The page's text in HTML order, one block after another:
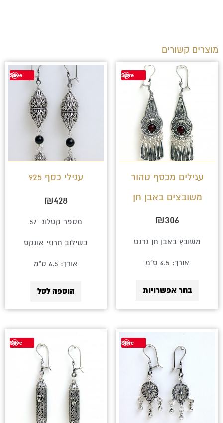
מוצרים קשורים
Save
עגילים מכסף טהור
משובצים באבן חן
₪306
משובץ באבן חן גרנט
אורך: 6.5 ס"מ
בחר אפשרויות
למוצר
זה
מספר
סוגים.
ניתן
האפשרויות
Save
עגילי כסף 925
₪428
מספר קטלוג 57
בשילוב חרוזי אונקס
אורך: 6.5 ס"מ
הוספה לסל
Save
Save